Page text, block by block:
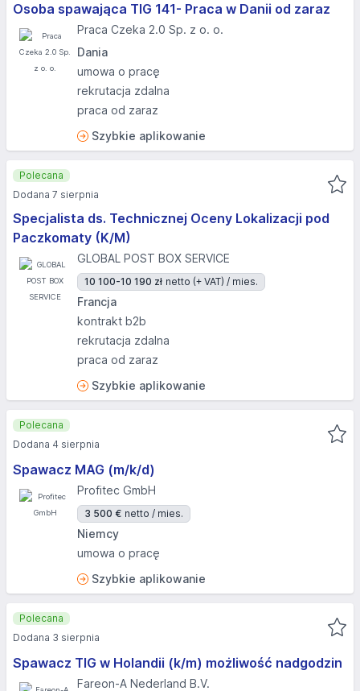
Osoba spawająca TIG 141- Praca w Danii od zaraz
Praca Czeka 2.0 Sp. z o. o.
Dania
umowa o pracę
rekrutacja zdalna
praca od zaraz
Szybkie aplikowanie
Specjalista ds. Technicznej Oceny Lokalizacji pod
Paczkomaty (K/M)
GLOBAL POST BOX SERVICE
10 100-10 190 zł netto (+ VAT) / mies.
Francja
kontrakt b2b
rekrutacja zdalna
praca od zaraz
Szybkie aplikowanie
Polecana
Dodana 7 sierpnia
Spawacz MAG (m/k/d)
Profitec GmbH
3 500 € netto / mies.
Niemcy
umowa o pracę
Szybkie aplikowanie
Polecana
Dodana 4 sierpnia
Spawacz TIG w Holandii (k/m) możliwość nadgodzin
Fareon-A Nederland B.V.
Polecana
Dodana 3 sierpnia